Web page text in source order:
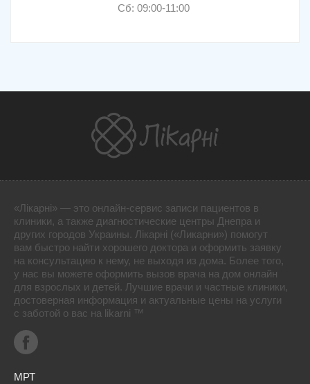
Сб: 09:00-11:00
«Лікарні» — это онлайн-сервис записи пациентов в
клиники, а также диагностические центры Днепра и
других городов Украины. Лікарні («Ликарни») помогут
вам быстро найти хорошего доктора и оформить заявку
на консультацию к нему, не выходя из дома. Более того,
у нас вы можете оформить вызов врача на дом онлайн
для взрослых и детей. Лучшие врачи и частные клиники,
достоверная информация и актуальные цены на услуги
с заботой о вас на likarni ™
МРТ